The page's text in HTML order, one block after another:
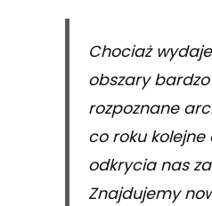
Chociaż
obszary
rozpoznane
co roku
odkrycia nas
Znajdujemy